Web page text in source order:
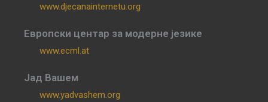
www.djecanainternetu.org
Европски центар за модерне језике
www.ecml.at
Јад Вашем
www.yadvashem.org